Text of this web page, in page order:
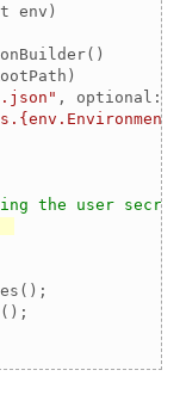
env )
, optional:
the user